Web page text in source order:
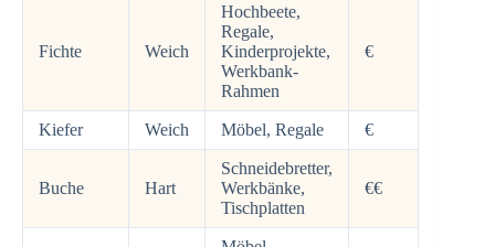
Fichte Weich
Hochbeete,
Regale,
Kinderprojekte,
Werkbank-
Rahmen
€
Kiefer Weich Möbel, Regale €
Buche Hart
Schneidebretter,
Werkbänke,
Tischplatten
€€